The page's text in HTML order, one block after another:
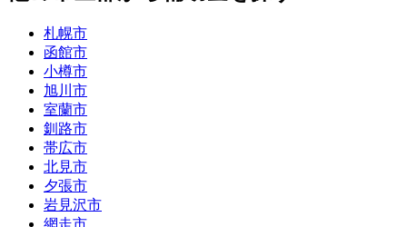
札幌市
函館市
小樽市
旭川市
室蘭市
釧路市
帯広市
北見市
夕張市
岩見沢市
網走市